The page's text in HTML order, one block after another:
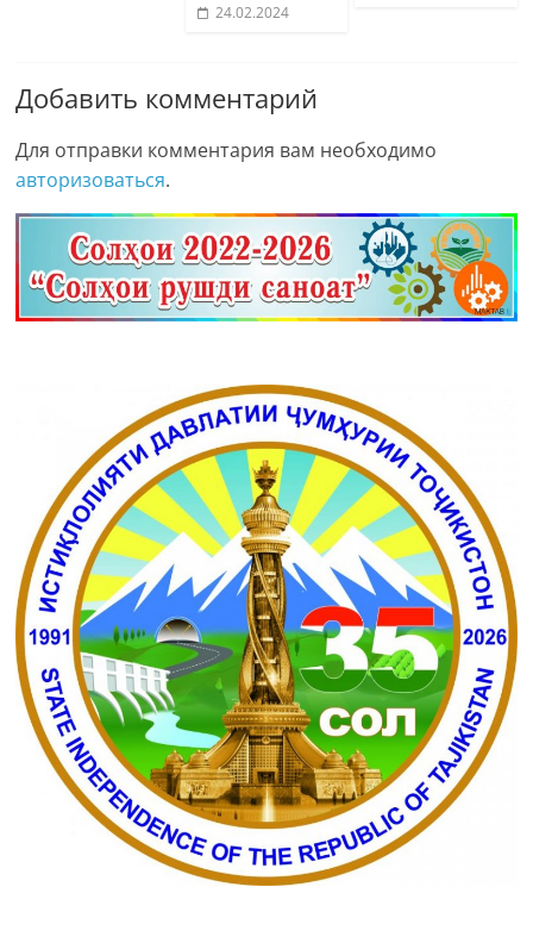
24.02.2024
Добавить комментарий
Для отправки комментария вам необходимо
авторизоваться.